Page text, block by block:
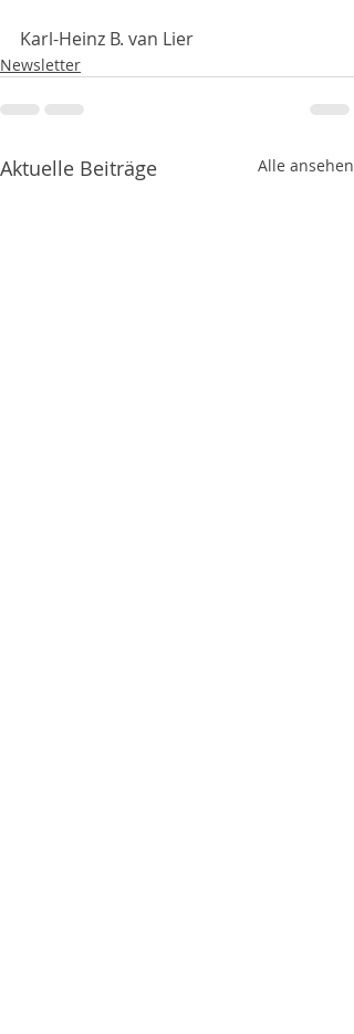
Karl-Heinz B. van Lier
Newsletter
Aktuelle Beiträge Alle ansehen